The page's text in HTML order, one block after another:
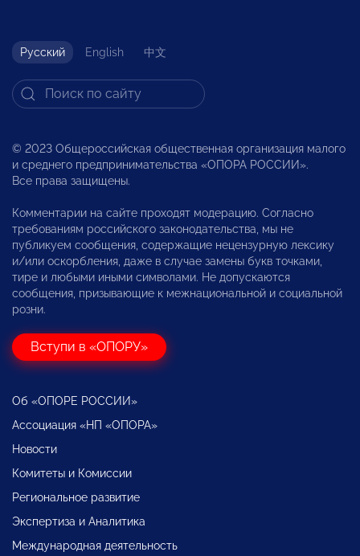
Русский English 中文
© 2023 Общероссийская общественная организация малого
и среднего предпринимательства «ОПОРА РОССИИ».
Все права защищены.
Комментарии на сайте проходят модерацию. Согласно
требованиям российского законодательства, мы не
публикуем сообщения, содержащие нецензурную лексику
и/или оскорбления, даже в случае замены букв точками,
тире и любыми иными символами. Не допускаются
сообщения, призывающие к межнациональной и социальной
розни.
Вступи в «ОПОРУ»
Об «ОПОРЕ РОССИИ»
Ассоциация «НП «ОПОРА»
Новости
Комитеты и Комиссии
Региональное развитие
Экспертиза и Аналитика
Международная деятельность